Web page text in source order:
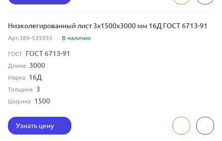
Низколегированный лист 3x1500x3000 мм 16Д ГОСТ 6713-91
Арт.389-535955 В наличии
ГОСТ ГОСТ 6713-91
Длина 3000
Марка 16Д
Толщина 3
Ширина 1500
Узнать цену